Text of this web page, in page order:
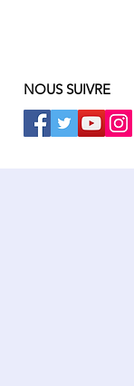
NOUS SUIVRE